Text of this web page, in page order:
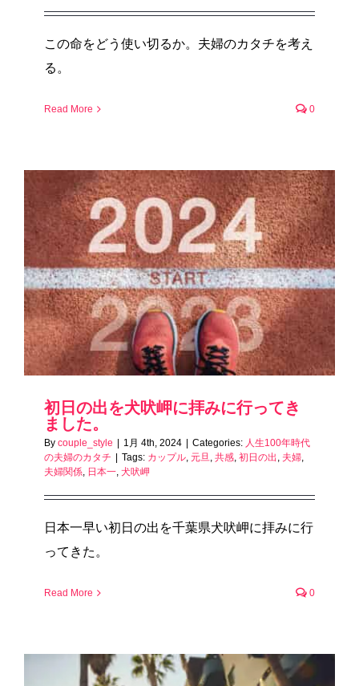
この命をどう使い切るか。夫婦のカタチを考え
る。
Read More 0
初日の出を犬吠岬に拝みに行ってき
ました。
By couple_style 1月 4th, 2024 Categories: 人生100年時代
の夫婦のカタチ
Tags: カップル, 元旦, 共感, 初日の出 , 夫婦,
夫婦関係, 日本一, 犬吠岬
日本一早い初日の出を千葉県犬吠岬に拝みに行
ってきた。
Read More 0